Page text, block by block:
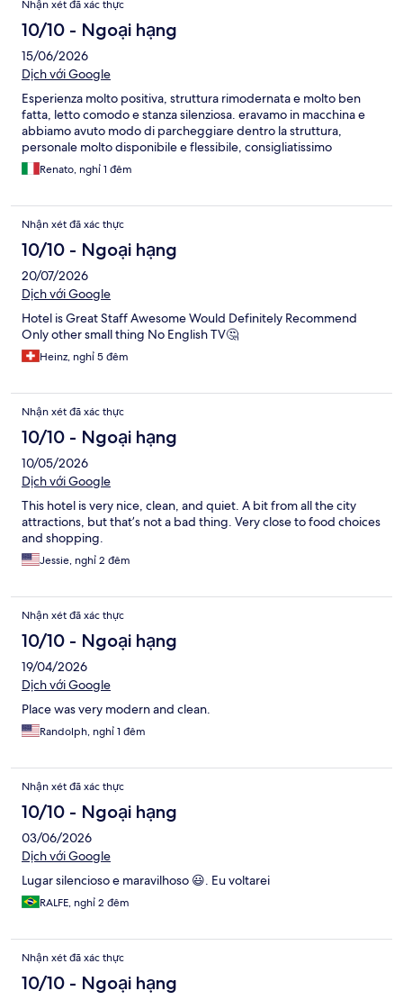
Nhận xét đã xác thực
10/10 - Ngoại hạng
15/06/2026
Dịch với Google
Esperienza molto positiva, struttura rimodernata e molto ben
fatta, letto comodo e stanza silenziosa. eravamo in macchina e
abbiamo avuto modo di parcheggiare dentro la struttura,
personale molto disponibile e flessibile, consigliatissimo
Renato, nghỉ 1 đêm
Nhận xét đã xác thực
10/10 - Ngoại hạng
20/07/2026
Dịch với Google
Hotel is Great Staff Awesome Would Definitely Recommend
Only other small thing No English TV🤔
Heinz, nghỉ 5 đêm
Nhận xét đã xác thực
10/10 - Ngoại hạng
10/05/2026
Dịch với Google
This hotel is very nice, clean, and quiet. A bit from all the city
attractions, but that’s not a bad thing. Very close to food choices
and shopping.
Jessie, nghỉ 2 đêm
Nhận xét đã xác thực
10/10 - Ngoại hạng
19/04/2026
Dịch với Google
Place was very modern and clean.
Randolph, nghỉ 1 đêm
Nhận xét đã xác thực
10/10 - Ngoại hạng
03/06/2026
Dịch với Google
Lugar silencioso e maravilhoso 😃. Eu voltarei
RALFE, nghỉ 2 đêm
Nhận xét đã xác thực
10/10 - Ngoại hạng